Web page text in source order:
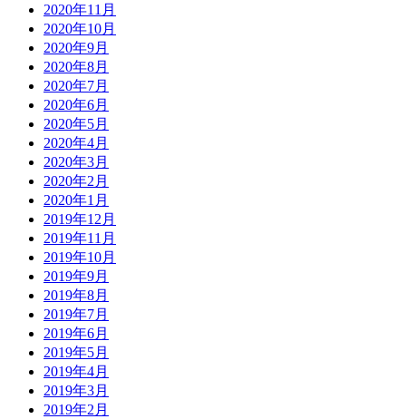
2020年11月
2020年10月
2020年9月
2020年8月
2020年7月
2020年6月
2020年5月
2020年4月
2020年3月
2020年2月
2020年1月
2019年12月
2019年11月
2019年10月
2019年9月
2019年8月
2019年7月
2019年6月
2019年5月
2019年4月
2019年3月
2019年2月